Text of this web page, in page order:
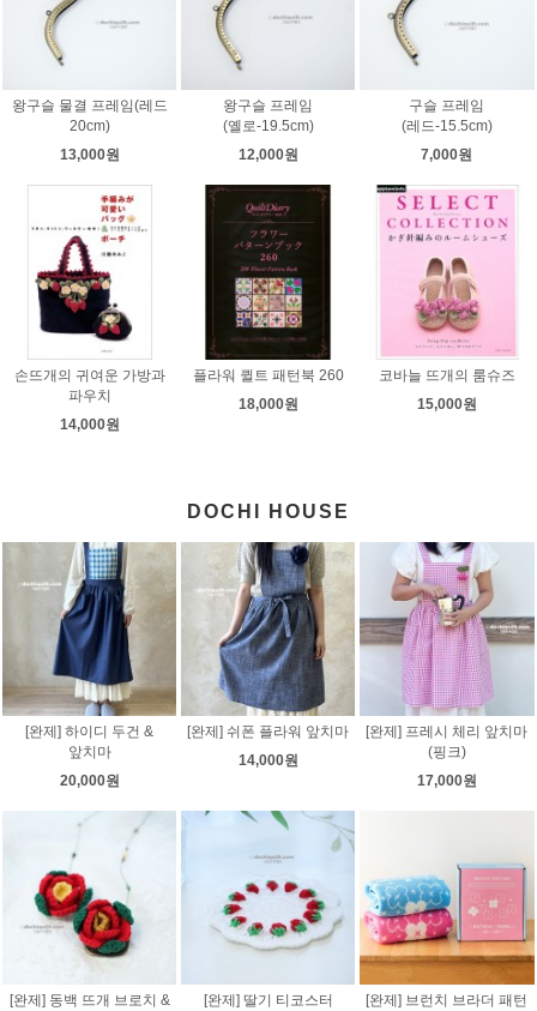
왕구슬 물결 프레임(레드
20cm)
13,000원
왕구슬 프레임
(옐로-19.5cm)
12,000원
구슬 프레임
(레드-15.5cm)
7,000원
손뜨개의 귀여운 가방과
파우치
14,000원
플라워 퀼트 패턴북 260
18,000원
코바늘 뜨개의 룸슈즈
15,000원
DOCHI HOUSE
[완제] 하이디 두건 &
앞치마
20,000원
[완제] 쉬폰 플라워 앞치마
14,000원
[완제] 프레시 체리 앞치마
(핑크)
17,000원
[완제] 동백 뜨개 브로치 &
[완제] 딸기 티코스터
[완제] 브런치 브라더 패턴